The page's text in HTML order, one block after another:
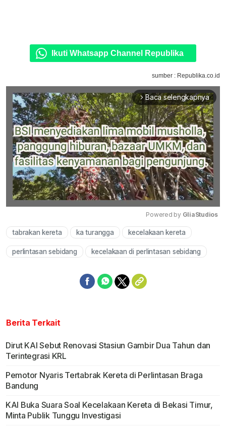
Ikuti Whatsapp Channel Republika
sumber : Republika.co.id
arrow_forward_ios Baca selengkapnya
Mute
Powered by GliaStudios
tabrakan kereta ka turangga kecelakaan kereta
perlintasan sebidang kecelakaan di perlintasan sebidang
Berita Terkait
Dirut KAI Sebut Renovasi Stasiun Gambir Dua Tahun dan
Terintegrasi KRL
Pemotor Nyaris Tertabrak Kereta di Perlintasan Braga
Bandung
KAI Buka Suara Soal Kecelakaan Kereta di Bekasi Timur,
Minta Publik Tunggu Investigasi